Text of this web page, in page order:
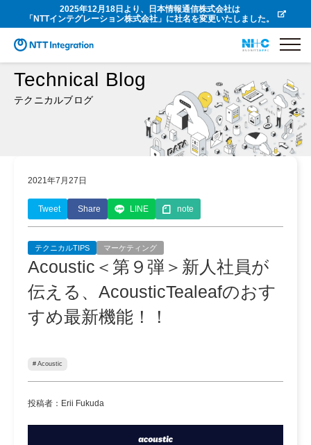
2025年12月18日より、日本情報通信株式会社は
「NTTインテグレーション株式会社」に社名を変更いたしました。
Technical Blog
テクニカルブログ
2021年7月27日
Tweet Share LINE note
テクニカルTIPS マーケティング
Acoustic＜第９弾＞新人社員が
伝える、AcousticTealeafのおす
すめ最新機能！！
# Acoustic
投稿者：Erii Fukuda